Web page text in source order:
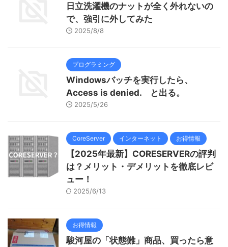
日立洗濯機のナットが全く外れないの
で、強引に外してみた
2025/8/8
プログラミング
Windowsバッチを実行したら、
Access is denied. と出る。
2025/5/26
CoreServer インターネット お得情報
【2025年最新】CORESERVERの評判
は？メリット・デメリットを徹底レビ
ュー！
2025/6/13
お得情報
駿河屋の「状態難」商品、買ったら意